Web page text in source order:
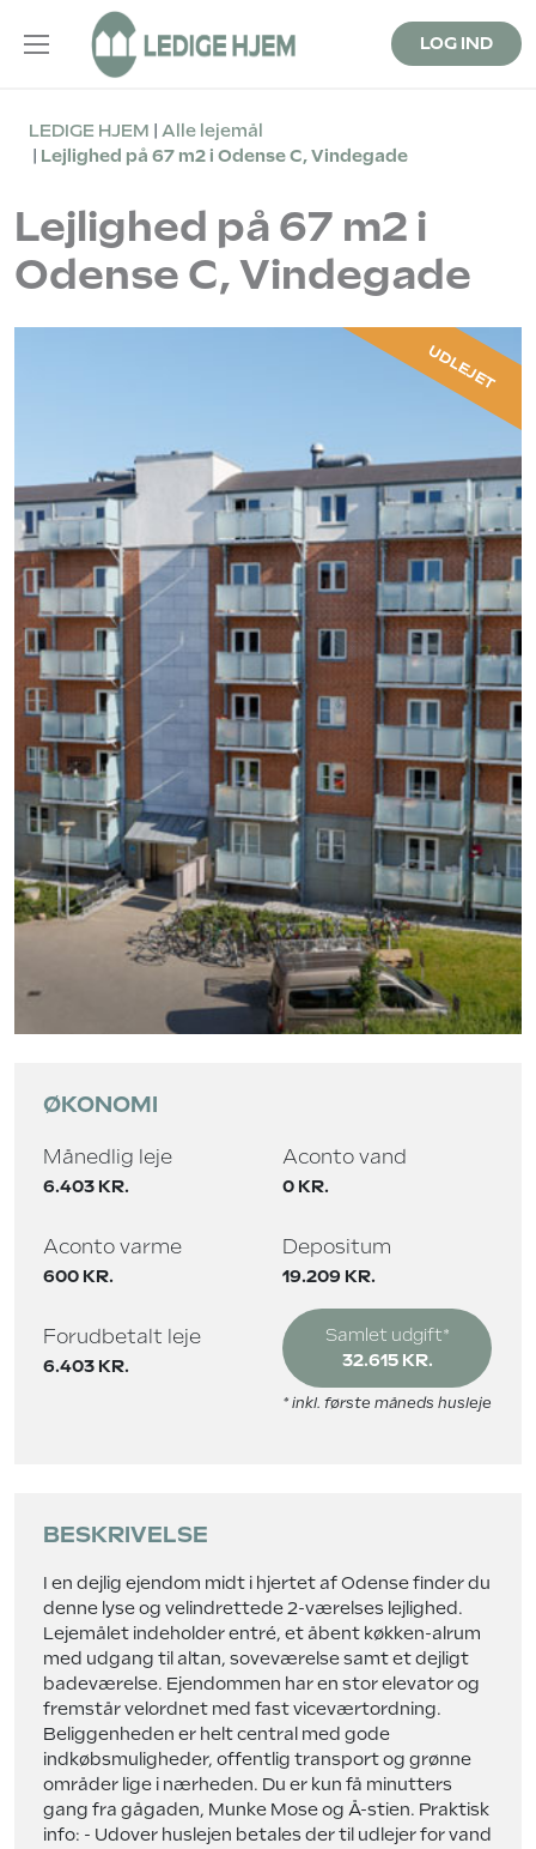
LOG IND
LEDIGE HJEM
Alle lejemål
Lejlighed på 67 m2 i Odense C, Vindegade
Lejlighed på 67 m2 i
Odense C, Vindegade
UDLEJET
ØKONOMI
Månedlig leje
6.403 KR.
Aconto vand
0 KR.
Aconto varme
600 KR.
Depositum
19.209 KR.
Forudbetalt leje
6.403 KR.
Samlet udgift*
32.615 KR.
* inkl. første måneds husleje
BESKRIVELSE
I en dejlig ejendom midt i hjertet af Odense finder du
denne lyse og velindrettede 2-værelses lejlighed.
Lejemålet indeholder entré, et åbent køkken-alrum
med udgang til altan, soveværelse samt et dejligt
badeværelse. Ejendommen har en stor elevator og
fremstår velordnet med fast viceværtordning.
Beliggenheden er helt central med gode
indkøbsmuligheder, offentlig transport og grønne
områder lige i nærheden. Du er kun få minutters
gang fra gågaden, Munke Mose og Å-stien. Praktisk
info: - Udover huslejen betales der til udlejer for vand